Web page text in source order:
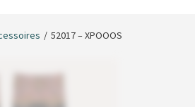
/ 52017 – XPOOOS